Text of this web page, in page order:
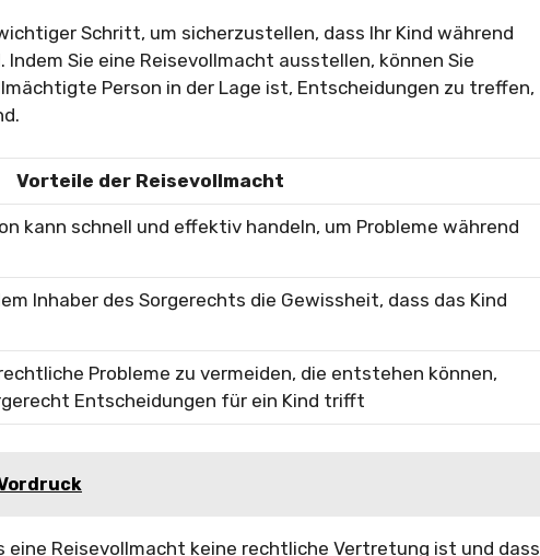
Schritt, um sicherzustellen, dass Ihr Kind während
Sie eine Reisevollmacht ausstellen, können Sie
Person in der Lage ist, Entscheidungen zu treffen,
Vorteile der Reisevollmacht
kann schnell und effektiv handeln, um Probleme während
Inhaber des Sorgerechts die Gewissheit, dass das Kind
Probleme zu vermeiden, die entstehen können,
Entscheidungen für ein Kind trifft
eine Reisevollmacht keine rechtliche Vertretung ist und dass